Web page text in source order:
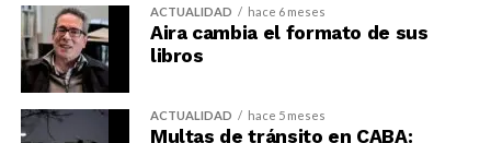
ACTUALIDAD hace 6 meses
Aira cambia el formato de sus
libros
ACTUALIDAD hace 5 meses
Multas de tránsito en CABA: